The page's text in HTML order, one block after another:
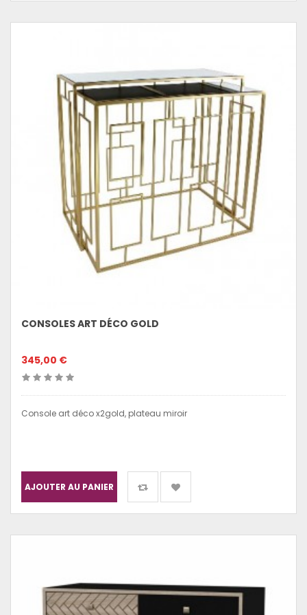
CONSOLES ART DÉCO GOLD
345,00 €
Console art déco x2gold, plateau miroir
AJOUTER AU PANIER